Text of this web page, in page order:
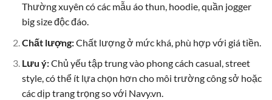
Thường xuyên có các mẫu áo thun, hoodie, quần jogger
big size độc đáo.
Chất lượng:Chất lượng ở mức khá, phù hợp với giá tiền.
Lưu ý:Chủ yếu tập trung vào phong cách casual, street
style, có thể ít lựa chọn hơn cho môi trường công sở hoặc
các dịp trang trọng so với Navy.vn.